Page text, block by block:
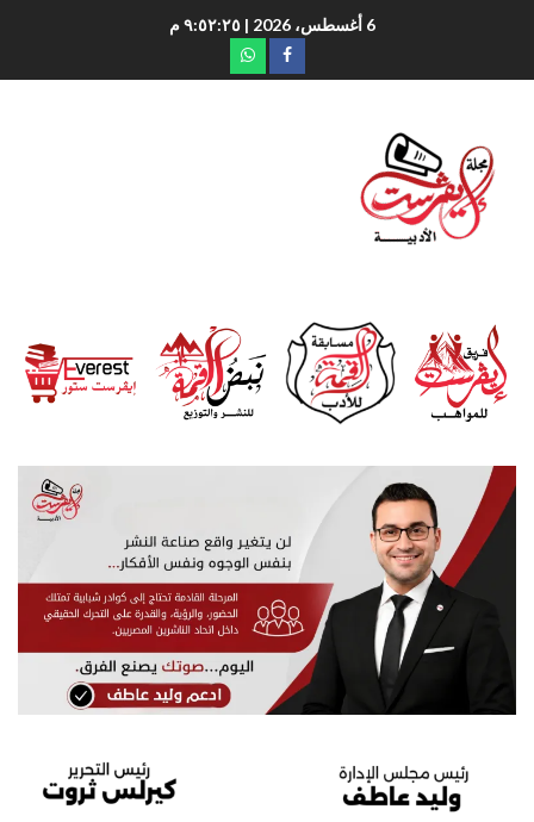
6 أغسطس، 2026 | ٩:٥٢:٢٦ م